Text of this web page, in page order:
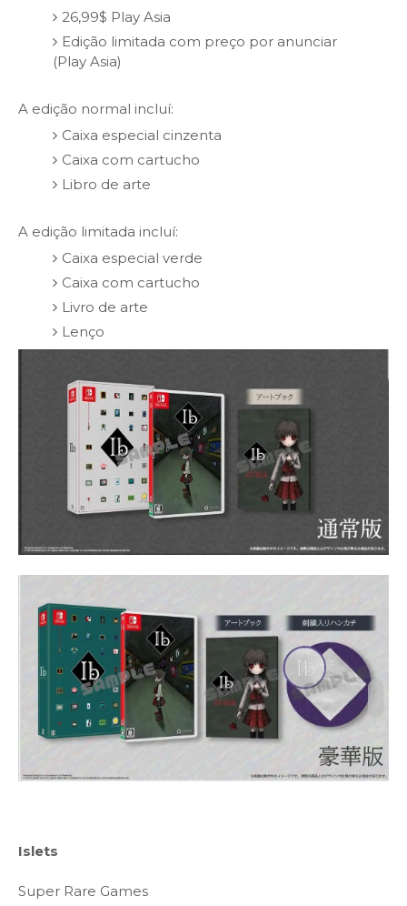
26,99$ Play Asia
Edição limitada com preço por anunciar
(Play Asia)
A edição normal incluí:
Caixa especial cinzenta
Caixa com cartucho
Libro de arte
A edição limitada incluí:
Caixa especial verde
Caixa com cartucho
Livro de arte
Lenço
Islets
Super Rare Games